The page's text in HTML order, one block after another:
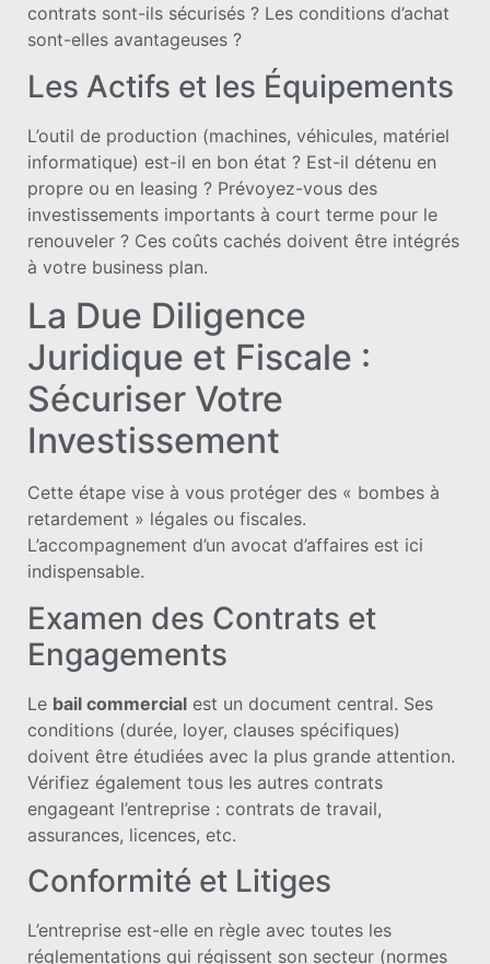
contrats sont-ils sécurisés ? Les conditions d’achat
sont-elles avantageuses ?
Les Actifs et les Équipements
L’outil de production (machines, véhicules, matériel
informatique) est-il en bon état ? Est-il détenu en
propre ou en leasing ? Prévoyez-vous des
investissements importants à court terme pour le
renouveler ? Ces coûts cachés doivent être intégrés
à votre business plan.
La Due Diligence
Juridique et Fiscale :
Sécuriser Votre
Investissement
Cette étape vise à vous protéger des « bombes à
retardement » légales ou fiscales.
L’accompagnement d’un avocat d’affaires est ici
indispensable.
Examen des Contrats et
Engagements
Le bail commercial est un document central. Ses
conditions (durée, loyer, clauses spécifiques)
doivent être étudiées avec la plus grande attention.
Vérifiez également tous les autres contrats
engageant l’entreprise : contrats de travail,
assurances, licences, etc.
Conformité et Litiges
L’entreprise est-elle en règle avec toutes les
réglementations qui régissent son secteur (normes